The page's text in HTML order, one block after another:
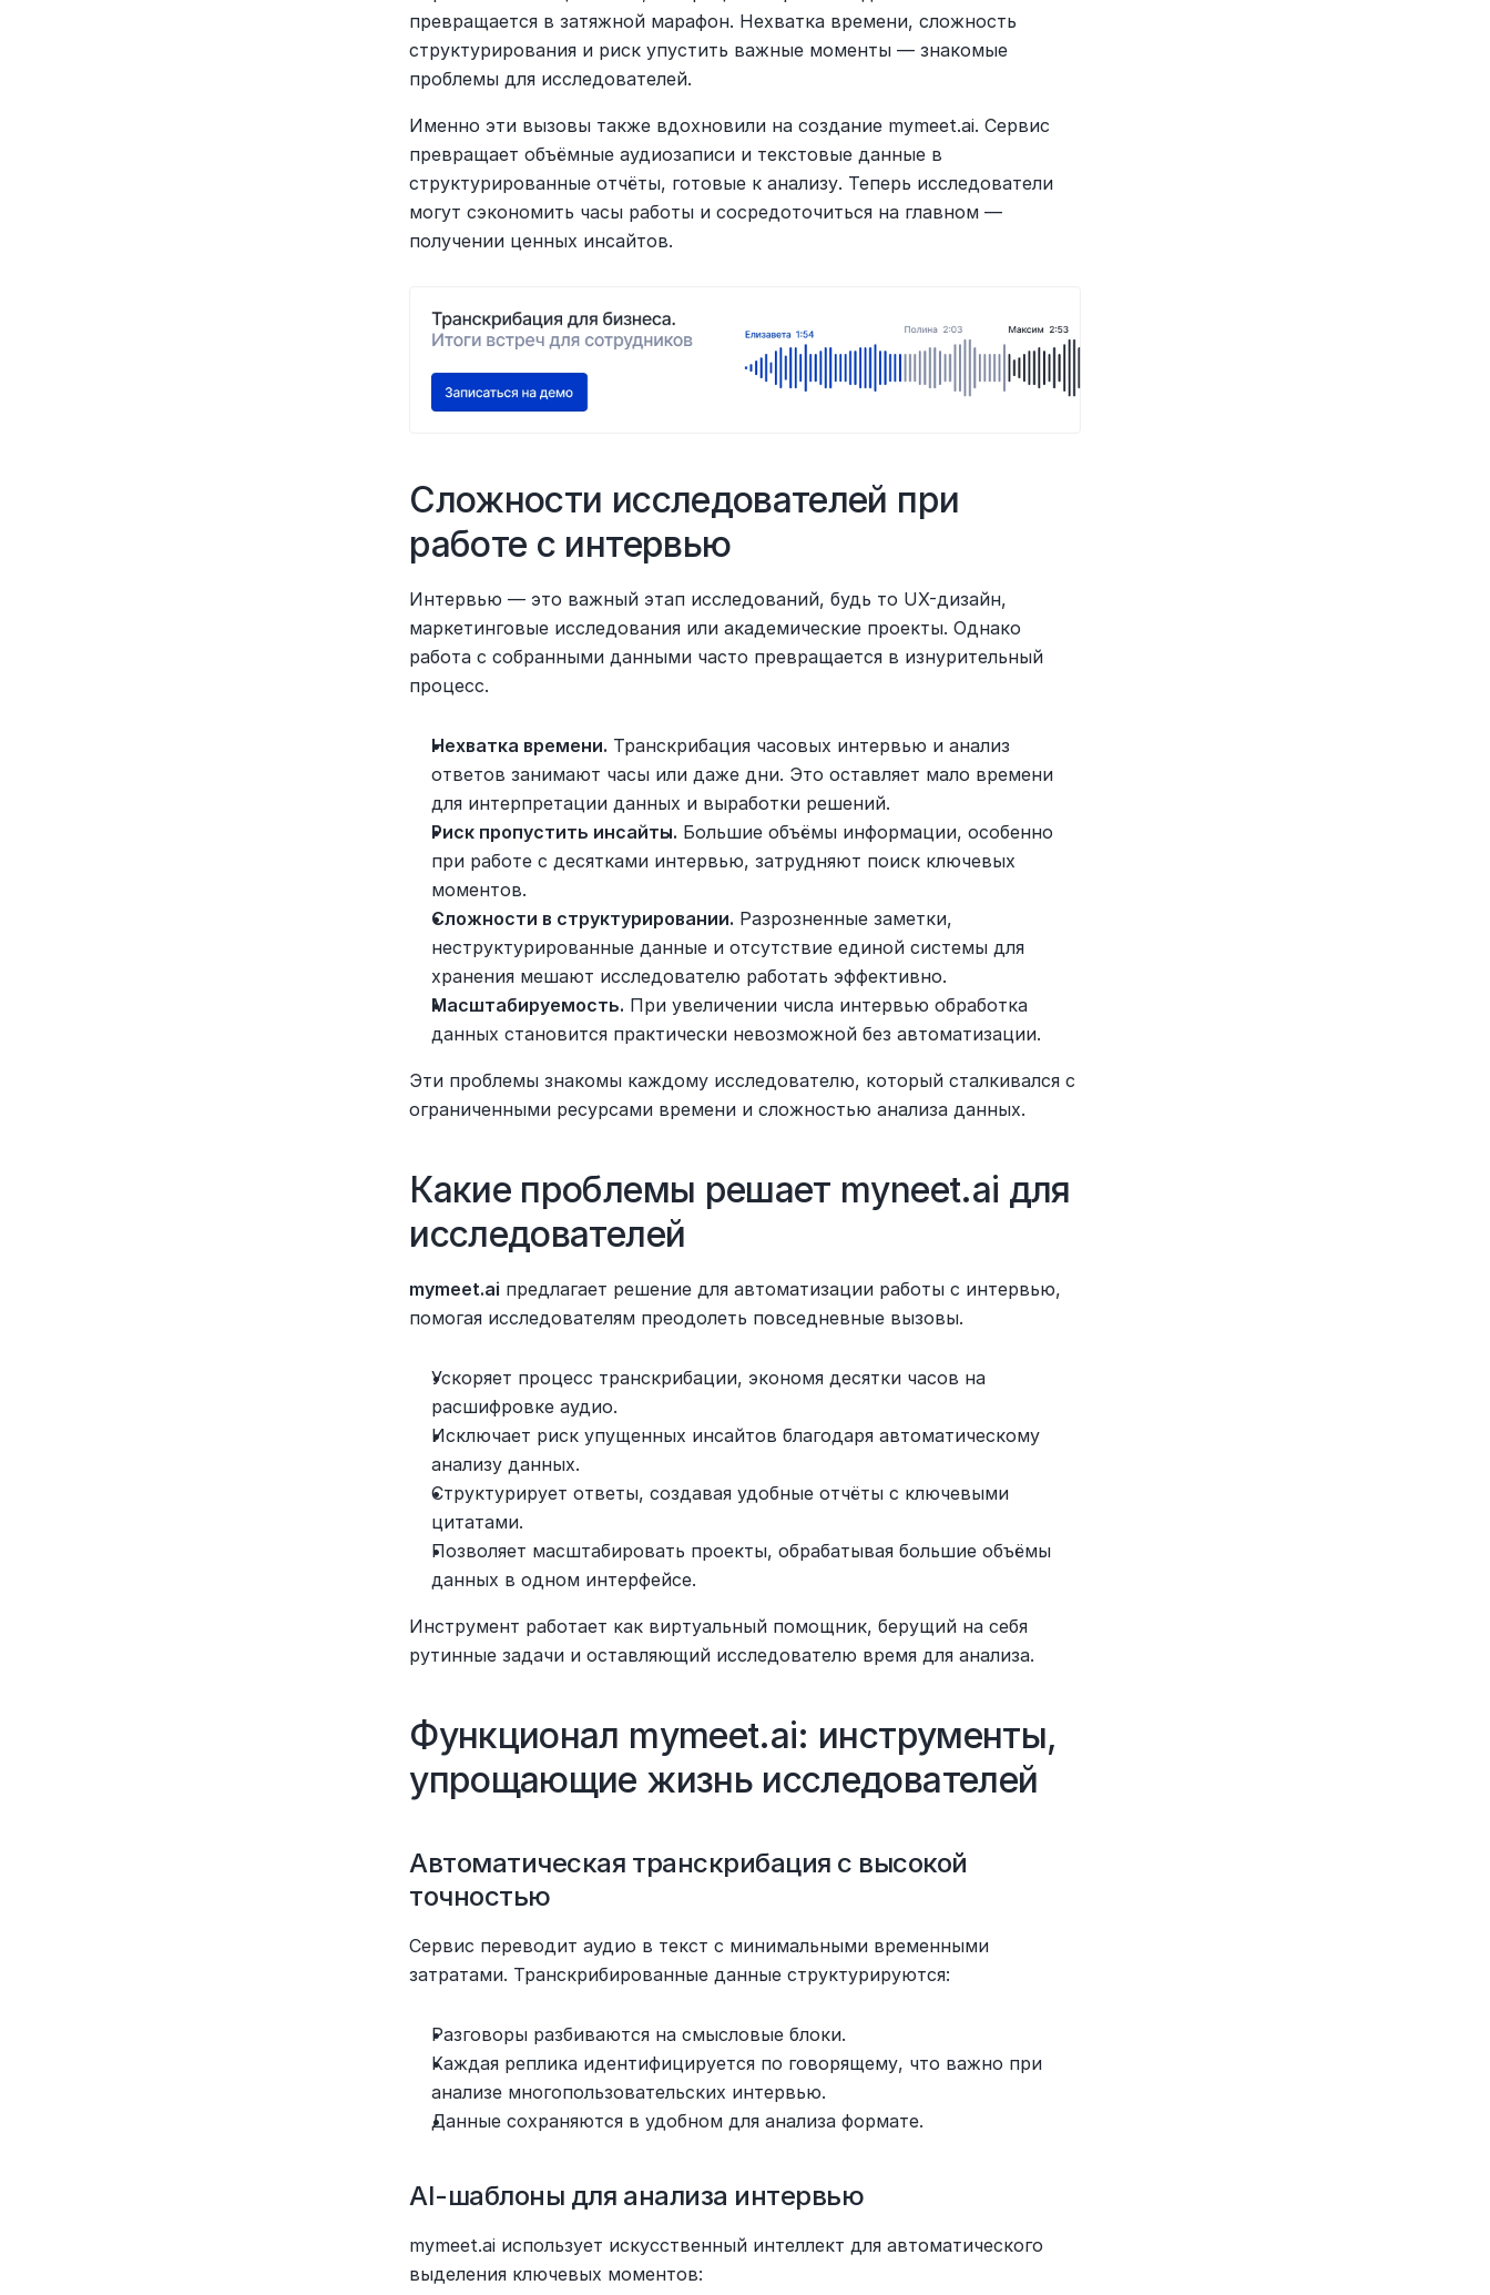
превращается в затяжной марафон. Нехватка времени, сложность
структурирования и риск упустить важные моменты — знакомые
проблемы для исследователей.
Именно эти вызовы также вдохновили на создание mymeet.ai. Сервис
превращает объёмные аудиозаписи и текстовые данные в
структурированные отчёты, готовые к анализу. Теперь исследователи
могут сэкономить часы работы и сосредоточиться на главном —
получении ценных инсайтов.
Сложности исследователей при
работе с интервью
Интервью — это важный этап исследований, будь то UX-дизайн,
маркетинговые исследования или академические проекты. Однако
работа с собранными данными часто превращается в изнурительный
процесс.
Нехватка времени. Транскрибация часовых интервью и анализ
ответов занимают часы или даже дни. Это оставляет мало времени
для интерпретации данных и выработки решений.
Риск пропустить инсайты. Большие объёмы информации, особенно
при работе с десятками интервью, затрудняют поиск ключевых
моментов.
Сложности в структурировании. Разрозненные заметки,
неструктурированные данные и отсутствие единой системы для
хранения мешают исследователю работать эффективно.
Масштабируемость. При увеличении числа интервью обработка
данных становится практически невозможной без автоматизации.
Эти проблемы знакомы каждому исследователю, который сталкивался с
ограниченными ресурсами времени и сложностью анализа данных.
Какие проблемы решает myneet.ai для
исследователей
mymeet.ai предлагает решение для автоматизации работы с интервью,
помогая исследователям преодолеть повседневные вызовы.
Ускоряет процесс транскрибации, экономя десятки часов на
расшифровке аудио.
Исключает риск упущенных инсайтов благодаря автоматическому
анализу данных.
Структурирует ответы, создавая удобные отчёты с ключевыми
цитатами.
Позволяет масштабировать проекты, обрабатывая большие объёмы
данных в одном интерфейсе.
Инструмент работает как виртуальный помощник, берущий на себя
рутинные задачи и оставляющий исследователю время для анализа.
Функционал mymeet.ai: инструменты,
упрощающие жизнь исследователей
Автоматическая транскрибация с высокой
точностью
Сервис переводит аудио в текст с минимальными временными
затратами. Транскрибированные данные структурируются:
Разговоры разбиваются на смысловые блоки.
Каждая реплика идентифицируется по говорящему, что важно при
анализе многопользовательских интервью.
Данные сохраняются в удобном для анализа формате.
AI-шаблоны для анализа интервью
mymeet.ai использует искусственный интеллект для автоматического
выделения ключевых моментов: